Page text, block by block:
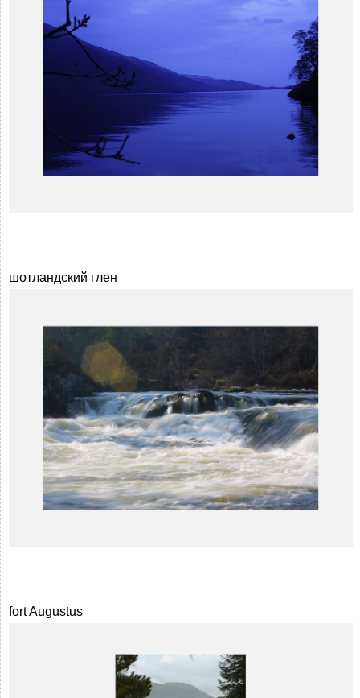
шотландский глен
fort Augustus